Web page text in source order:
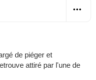
de piéger et
attiré par l'une de